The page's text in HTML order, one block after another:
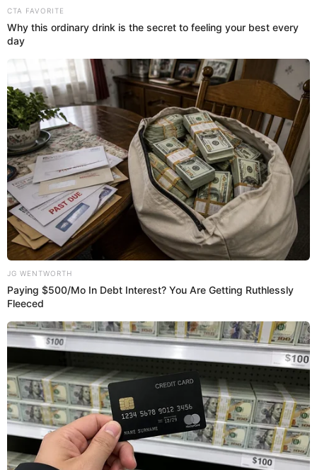
El Popular
La cantante peruana Yahaira Plasenciano deja de
sorprender a sus miles de seguidores, y esta vez lo hizo al
cantar al ritmo de salsa mientras manejaba su auto.
A través de sus redes sociales, lasalsera interpretó un